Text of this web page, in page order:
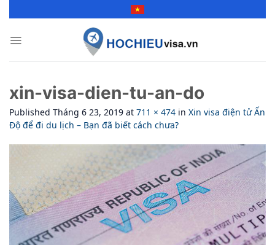
xin-visa-dien-tu-an-do
Published Tháng 6 23, 2019 at 711 × 474 in Xin visa điện tử Ấn
Độ để đi du lịch – Bạn đã biết cách chưa?